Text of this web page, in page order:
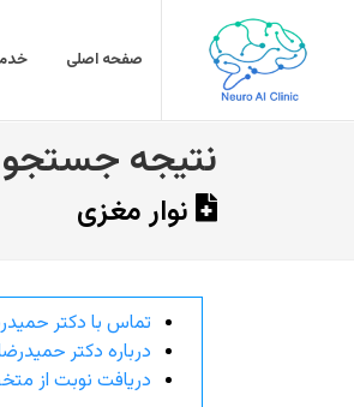
صفحه اصلی
نتیجه جستجو
نوار مغزی
تماس با دکتر
درباره دکتر
دریافت نوبت از